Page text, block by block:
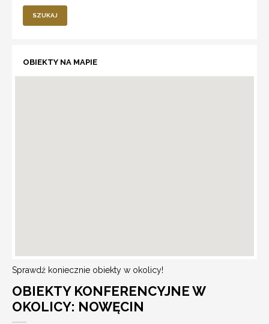
SZUKAJ
OBIEKTY NA MAPIE
Sprawdź koniecznie obiekty w okolicy!
OBIEKTY KONFERENCYJNE W
OKOLICY: NOWĘCIN